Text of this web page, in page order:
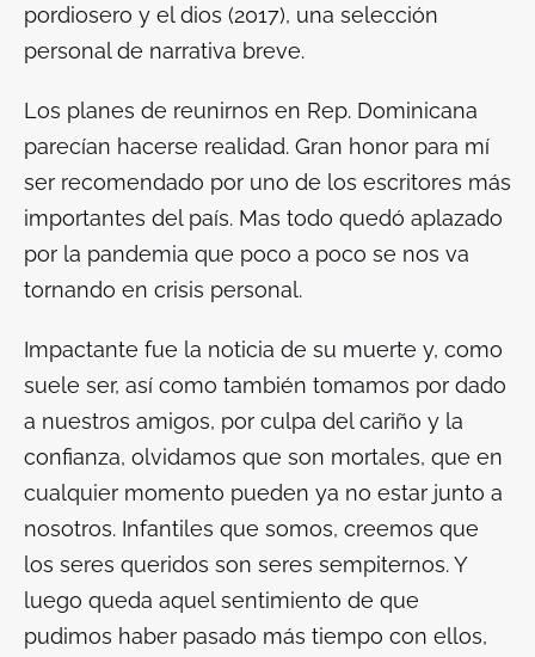
pordiosero y el dios (2017), una selección
personal de narrativa breve.
Los planes de reunirnos en Rep. Dominicana
parecían hacerse realidad. Gran honor para mí
ser recomendado por uno de los escritores más
importantes del país. Mas todo quedó aplazado
por la pandemia que poco a poco se nos va
tornando en crisis personal.
Impactante fue la noticia de su muerte y, como
suele ser, así como también tomamos por dado
a nuestros amigos, por culpa del cariño y la
confianza, olvidamos que son mortales, que en
cualquier momento pueden ya no estar junto a
nosotros. Infantiles que somos, creemos que
los seres queridos son seres sempiternos. Y
luego queda aquel sentimiento de que
pudimos haber pasado más tiempo con ellos,